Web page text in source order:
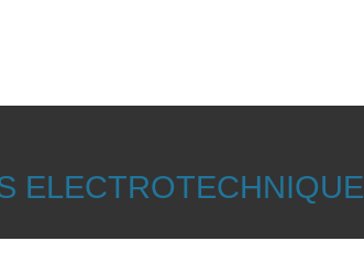
ELECTROTECHNIQUE